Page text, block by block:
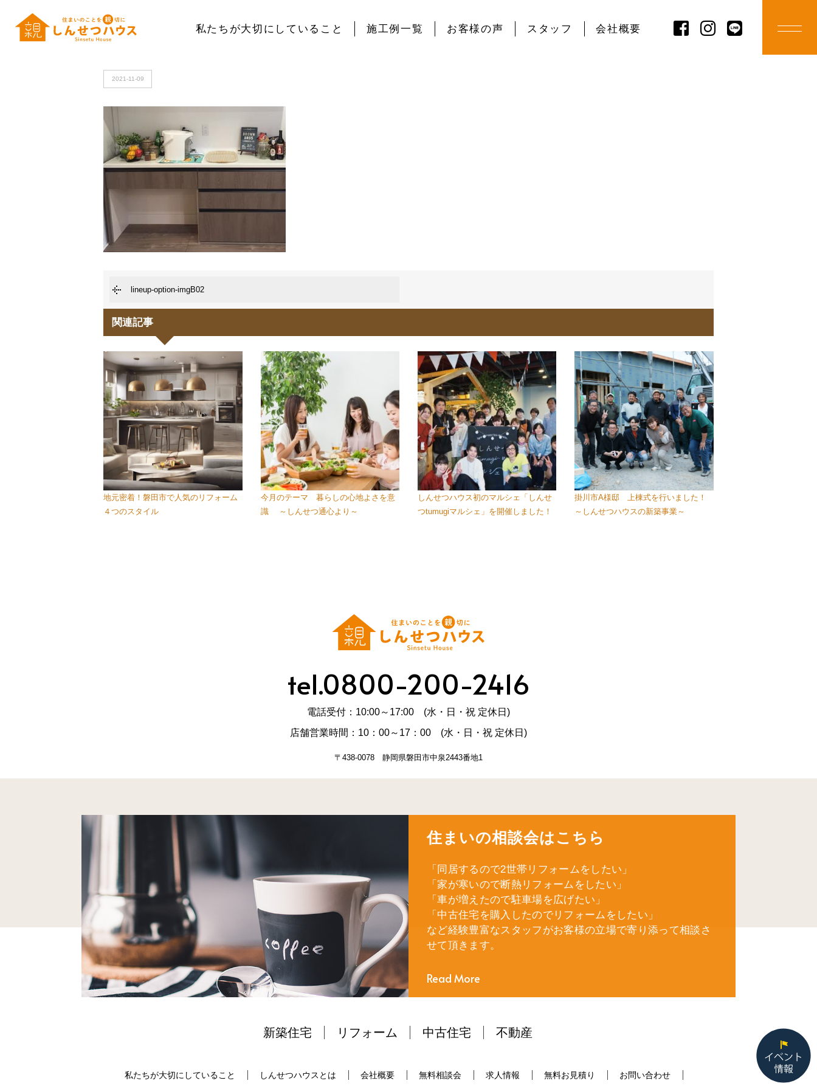
私たちが大切にしていること 施工例一覧 お客様の声 スタッフ 会社概要
HOME >lineup-option-imgB02
2021-11-09
lineup-option-imgB02
関連記事
地元密着！磐田市で人気のリフォーム
４つのスタイル
今月のテーマ 暮らしの心地よさを意
識 ～しんせつ通心より～
しんせつハウス初のマルシェ「しんせ
つtumugiマルシェ」を開催しました！
掛川市A様邸 上棟式を行いました！
～しんせつハウスの新築事業～
tel.0800-200-2416
電話受付：10:00～17:00 (水・日・祝 定休日)
店舗営業時間：10：00～17：00 (水・日・祝 定休日)
〒438-0078 静岡県磐田市中泉2443番地1
住まいの相談会はこちら
「同居するので2世帯リフォームをしたい」
「家が寒いので断熱リフォームをしたい」
「車が増えたので駐車場を広げたい」
「中古住宅を購入したのでリフォームをしたい」
など経験豊富なスタッフがお客様の立場で寄り添って相談さ
せて頂きます。
Read More
新築住宅 リフォーム 中古住宅 不動産
私たちが大切にしていること しんせつハウスとは 会社概要 無料相談会 求人情報 無料お見積り お問い合わせ